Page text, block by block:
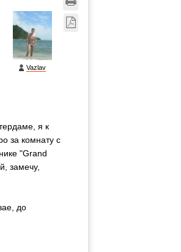
Vazlav
я к
за комнату с
"Grand
замечу,
до